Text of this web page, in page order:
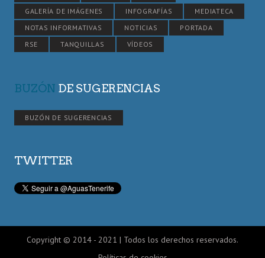
GALERÍA DE IMÁGENES
INFOGRAFÍAS
MEDIATECA
NOTAS INFORMATIVAS
NOTICIAS
PORTADA
RSE
TANQUILLAS VÍDEOS
BUZÓN DE SUGERENCIAS
BUZÓN DE SUGERENCIAS
TWITTER
Copyright © 2014 - 2021 | Todos los derechos reservados.